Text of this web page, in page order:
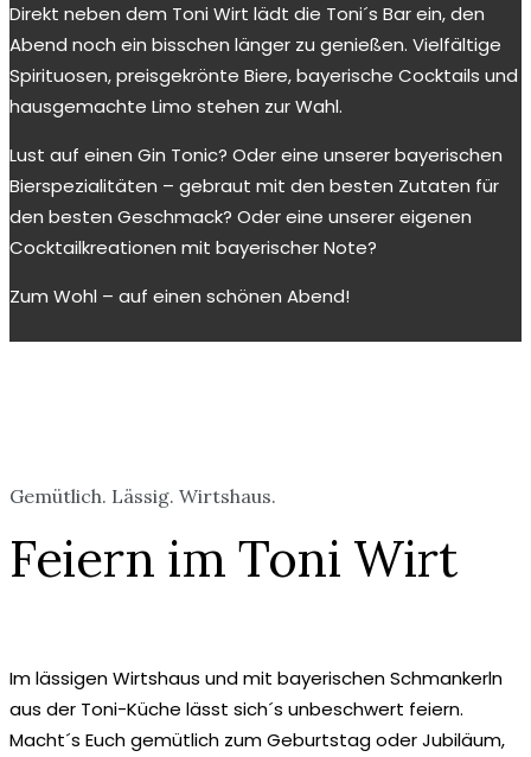
Direkt neben dem Toni Wirt lädt die Toni´s Bar ein, den
Abend noch ein bisschen länger zu genießen. Vielfältige
Spirituosen, preisgekrönte Biere, bayerische Cocktails und
hausgemachte Limo stehen zur Wahl.
Lust auf einen Gin Tonic? Oder eine unserer bayerischen
Bierspezialitäten – gebraut mit den besten Zutaten für
den besten Geschmack? Oder eine unserer eigenen
Cocktailkreationen mit bayerischer Note?
Zum Wohl – auf einen schönen Abend!
Gemütlich. Lässig. Wirtshaus.
Feiern im Toni Wirt
Im lässigen Wirtshaus und mit bayerischen Schmankerln
aus der Toni-Küche lässt sich´s unbeschwert feiern.
Macht´s Euch gemütlich zum Geburtstag oder Jubiläum,